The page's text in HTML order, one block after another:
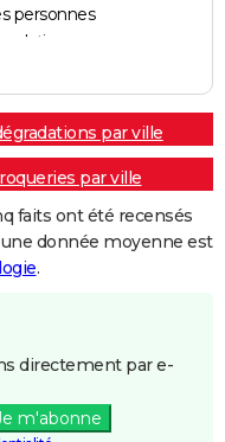
personnes
par ville
par ville
faits ont été recensés
donnée moyenne est
.
directement par e-
m'abonne